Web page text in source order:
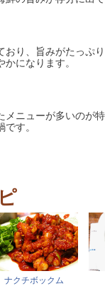
おり、旨みがたっぷ
になります。
メニューが多いのが
す。
ナクチボックム